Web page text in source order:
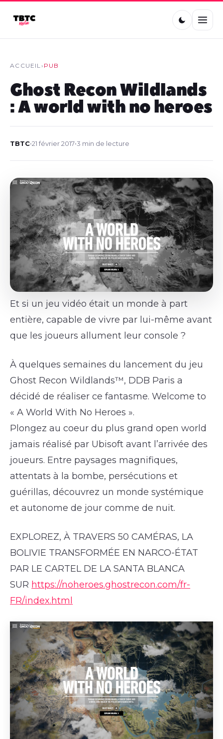
ACCUEIL› PUB
Ghost Recon Wildlands
: A world with no heroes
TBTC•21 février 2017•3 min de lecture
Et si un jeu vidéo était un monde à part
entière, capable de vivre par lui-même avant
que les joueurs allument leur console ?
À quelques semaines du lancement du jeu
Ghost Recon Wildlands™, DDB Paris a
décidé de réaliser ce fantasme. Welcome to
« A World With No Heroes ».
Plongez au coeur du plus grand open world
jamais réalisé par Ubisoft avant l’arrivée des
joueurs. Entre paysages magnifiques,
attentats à la bombe, persécutions et
guérillas, découvrez un monde systémique
et autonome de jour comme de nuit.
EXPLOREZ, À TRAVERS 50 CAMÉRAS, LA
BOLIVIE TRANSFORMÉE EN NARCO-ÉTAT
PAR LE CARTEL DE LA SANTA BLANCA
SUR https://noheroes.ghostrecon.com/fr-
FR/index.html